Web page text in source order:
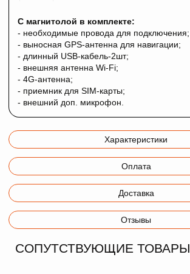
С магнитолой в комплекте:
- необходимые провода для подключения;
- выносная GPS-антенна для навигации;
- длинный USB-кабель-2шт;
- внешняя антенна Wi-Fi;
- 4G-антенна;
- приемник для SIM-карты;
- внешний доп. микрофон.
Характеристики
Оплата
Доставка
Отзывы
СОПУТСТВУЮЩИЕ ТОВАРЫ